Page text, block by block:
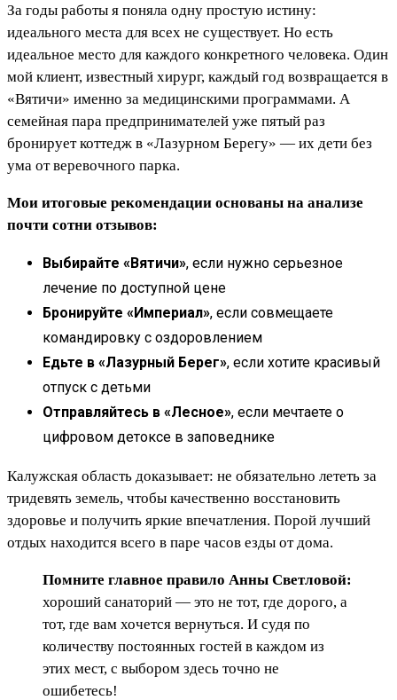
За годы работы я поняла одну простую истину:
идеального места для всех не существует. Но есть
идеальное место для каждого конкретного человека. Один
мой клиент, известный хирург, каждый год возвращается в
«Вятичи» именно за медицинскими программами. А
семейная пара предпринимателей уже пятый раз
бронирует коттедж в «Лазурном Берегу» — их дети без
ума от веревочного парка.
Мои итоговые рекомендации основаны на анализе
почти сотни отзывов:
Выбирайте «Вятичи», если нужно серьезное
лечение по доступной цене
Бронируйте «Империал», если совмещаете
командировку с оздоровлением
Едьте в «Лазурный Берег», если хотите красивый
отпуск с детьми
Отправляйтесь в «Лесное», если мечтаете о
цифровом детоксе в заповеднике
Калужская область доказывает: не обязательно лететь за
тридевять земель, чтобы качественно восстановить
здоровье и получить яркие впечатления. Порой лучший
отдых находится всего в паре часов езды от дома.
Помните главное правило Анны Светловой:
хороший санаторий — это не тот, где дорого, а
тот, где вам хочется вернуться. И судя по
количеству постоянных гостей в каждом из
этих мест, с выбором здесь точно не
ошибетесь!